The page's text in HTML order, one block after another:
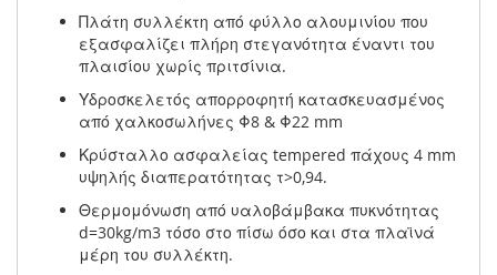
Πλάτη συλλέκτη από φύλλο αλουμινίου που
εξασφαλίζει πλήρη στεγανότητα έναντι του
πλαισίου χωρίς πριτσίνια.
Υδροσκελετός απορροφητή κατασκευασμένος
από χαλκοσωλήνες Φ8 & Φ22 mm
Κρύσταλλο ασφαλείας tempered πάχους 4 mm
υψηλής διαπερατότητας τ>0,94.
Θερμομόνωση από υαλοβάμβακα πυκνότητας
d=30kg/m3 τόσο στο πίσω όσο και στα πλαϊνά
μέρη του συλλέκτη.